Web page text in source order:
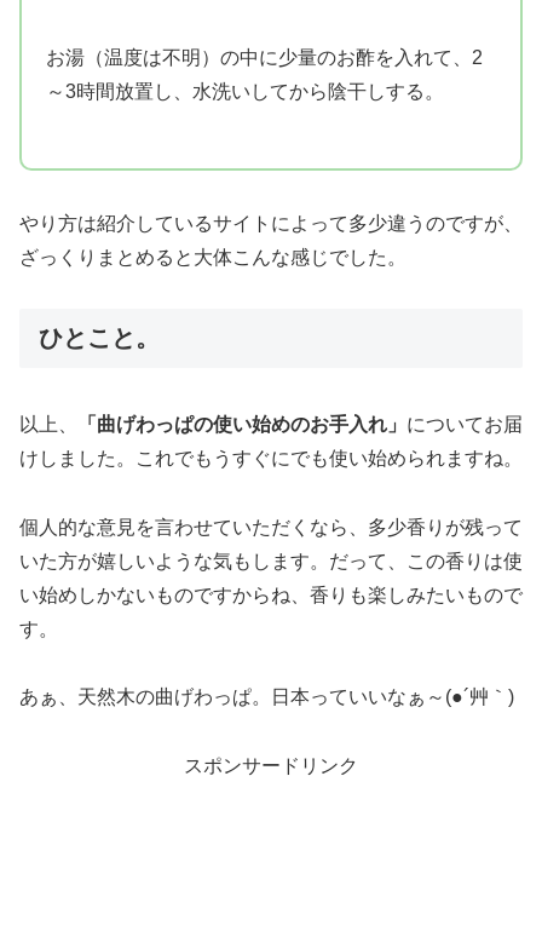
お湯（温度は不明）の中に少量のお酢を入れて、2
～3時間放置し、水洗いしてから陰干しする。
やり方は紹介しているサイトによって多少違うのですが、
ざっくりまとめると大体こんな感じでした。
ひとこと。
以上、 「曲げわっぱの使い始めのお手入れ」 についてお届
けしました。これでもうすぐにでも使い始められますね。
個人的な意見を言わせていただくなら、多少香りが残って
いた方が嬉しいような気もします。だって、この香りは使
い始めしかないものですからね、香りも楽しみたいもので
す。
あぁ、天然木の曲げわっぱ。日本っていいなぁ～(●´艸｀)
スポンサードリンク